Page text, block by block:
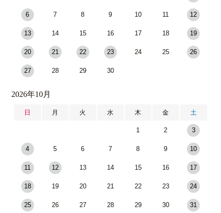
6 7 8 9 10 11 12
13 14 15 16 17 18 19
20 21 22 23 24 25 26
27 28 29 30
2026年10月
日 月 火 水 木 金 土
1 2 3
4 5 6 7 8 9 10
11 12 13 14 15 16 17
18 19 20 21 22 23 24
25 26 27 28 29 30 31